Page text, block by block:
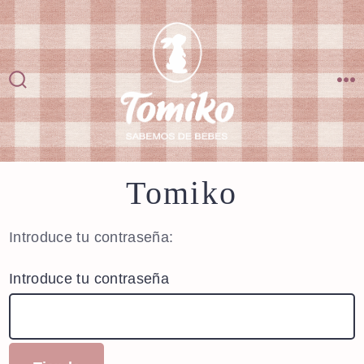
Saltar
al
contenido
Alternar
la
búsqueda
Tomiko
Introduce tu contraseña:
Introduce tu contraseña